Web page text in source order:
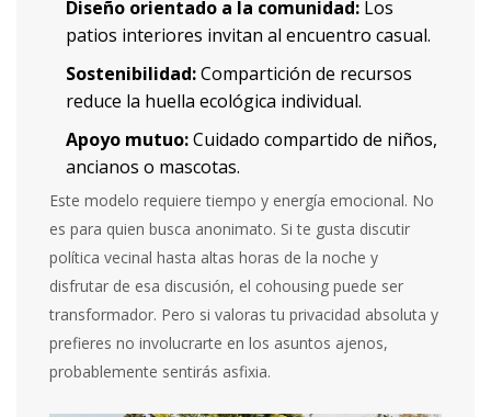
Diseño orientado a la comunidad: Los
patios interiores invitan al encuentro casual.
Sostenibilidad:Compartición de recursos
reduce la huella ecológica individual.
Apoyo mutuo:Cuidado compartido de niños,
ancianos o mascotas.
Este modelo requiere tiempo y energía emocional. No
es para quien busca anonimato. Si te gusta discutir
política vecinal hasta altas horas de la noche y
disfrutar de esa discusión, el cohousing puede ser
transformador. Pero si valoras tu privacidad absoluta y
prefieres no involucrarte en los asuntos ajenos,
probablemente sentirás asfixia.